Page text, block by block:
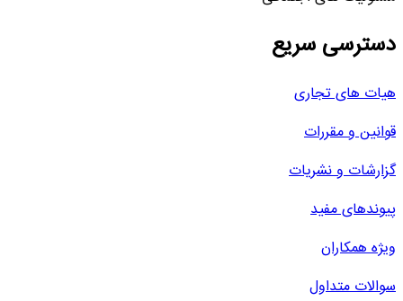
دسترسی سریع
هیات های تجاری
قوانین و مقررات
گزارشات و نشریات
پیوندهای مفید
ویژه همکاران
سوالات متداول